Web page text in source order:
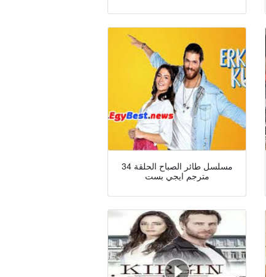
مسلسل طائر الصباح الحلقة 34
مترجم ايجي بست